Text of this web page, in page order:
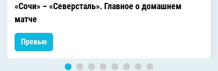
«Сочи» – «Северсталь». Главное о домашнем
матче
Превью